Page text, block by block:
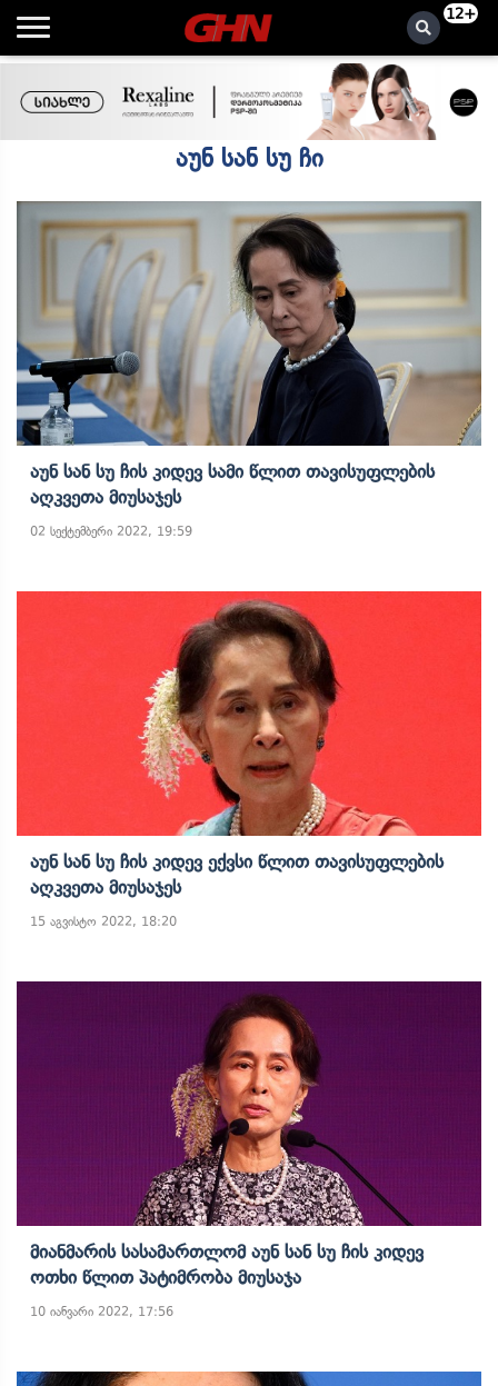
12+
აუნ სან სუ ჩი
Აუნ Სან Სუ Ჩის Კიდევ Სამი Წლით Თავისუფლების
Აღკვეთა Მიუსაჯეს
02 სექტემბერი 2022, 19:59
Აუნ Სან Სუ Ჩის Კიდევ Ექვსი Წლით Თავისუფლების
Აღკვეთა Მიუსაჯეს
15 აგვისტო 2022, 18:20
Მიანმარის Სასამართლომ Აუნ Სან Სუ Ჩის Კიდევ
Ოთხი Წლით Პატიმრობა Მიუსაჯა
10 იანვარი 2022, 17:56